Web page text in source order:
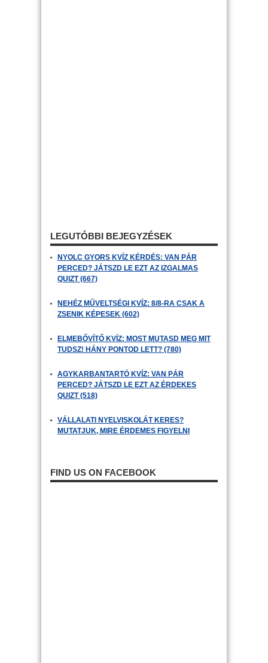
LEGUTÓBBI BEJEGYZÉSEK
NYOLC GYORS KVÍZ KÉRDÉS: VAN PÁR
PERCED? JÁTSZD LE EZT AZ IZGALMAS
QUIZT (667)
NEHÉZ MŰVELTSÉGI KVÍZ: 8/8-RA CSAK A
ZSENIK KÉPESEK (602)
ELMEBŐVÍTŐ KVÍZ: MOST MUTASD MEG MIT
TUDSZ! HÁNY PONTOD LETT? (780)
AGYKARBANTARTÓ KVÍZ: VAN PÁR
PERCED? JÁTSZD LE EZT AZ ÉRDEKES
QUIZT (518)
VÁLLALATI NYELVISKOLÁT KERES?
MUTATJUK, MIRE ÉRDEMES FIGYELNI
FIND US ON FACEBOOK